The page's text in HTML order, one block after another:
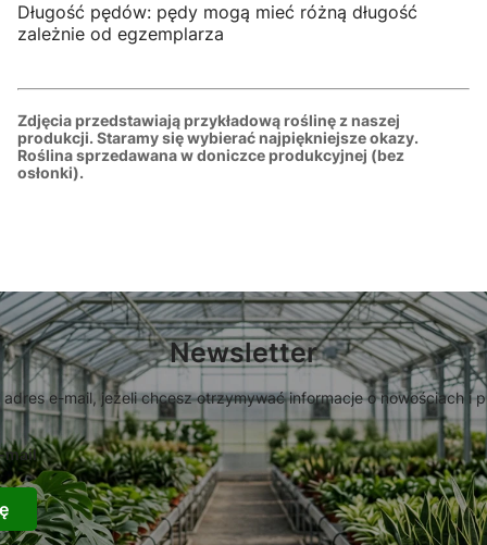
Długość pędów: pędy mogą mieć różną długość
zależnie od egzemplarza
Zdjęcia przedstawiają przykładową roślinę z naszej
produkcji. Staramy się wybierać najpiękniejsze okazy.
Roślina sprzedawana w doniczce produkcyjnej (bez
osłonki).
Newsletter
adres e-mail, jeżeli chcesz otrzymywać informacje o nowościach i
mail